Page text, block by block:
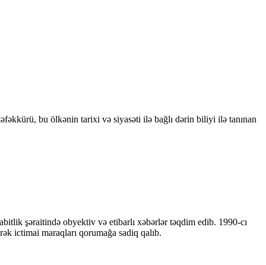
bu ölkənin tarixi və siyasəti ilə bağlı dərin biliyi ilə tanınan
şəraitində obyektiv və etibarlı xəbərlər təqdim edib. 1990-cı
ictimai maraqları qorumağa sadiq qalıb.